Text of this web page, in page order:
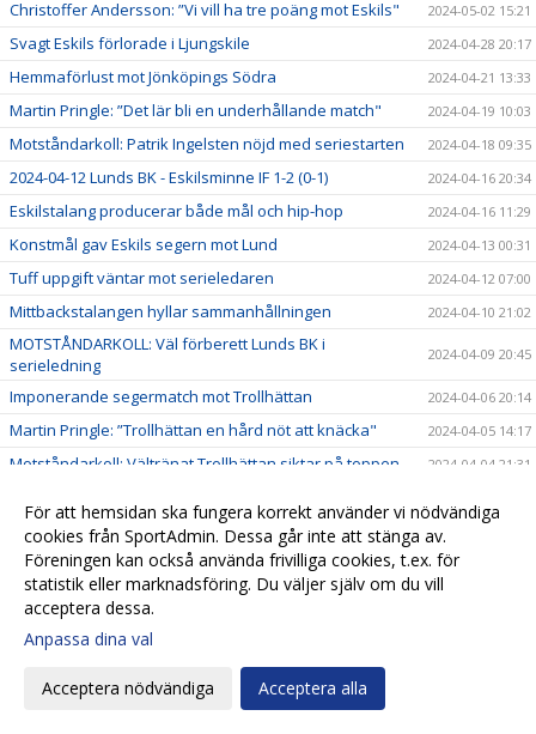
Christoffer Andersson: ”Vi vill ha tre poäng mot Eskils" 2024-05-02 15:21
Svagt Eskils förlorade i Ljungskile 2024-04-28 20:17
Hemmaförlust mot Jönköpings Södra 2024-04-21 13:33
Martin Pringle: ”Det lär bli en underhållande match" 2024-04-19 10:03
Motståndarkoll: Patrik Ingelsten nöjd med seriestarten 2024-04-18 09:35
2024-04-12 Lunds BK - Eskilsminne IF 1-2 (0-1) 2024-04-16 20:34
Eskilstalang producerar både mål och hip-hop 2024-04-16 11:29
Konstmål gav Eskils segern mot Lund 2024-04-13 00:31
Tuff uppgift väntar mot serieledaren 2024-04-12 07:00
Mittbackstalangen hyllar sammanhållningen 2024-04-10 21:02
MOTSTÅNDARKOLL: Väl förberett Lunds BK i
serieledning
2024-04-09 20:45
Imponerande segermatch mot Trollhättan 2024-04-06 20:14
Martin Pringle: ”Trollhättan en hård nöt att knäcka" 2024-04-05 14:17
Motståndarkoll: Vältränat Trollhättan siktar på toppen 2024-04-04 21:31
Rasmus Wendt ansluter på lån från Landskrona BoIS 2024-03-26 12:00
Starkt försvarsjobb gav 1–1 mot BoIS 2024-03-25 21:54
Eskils vann välspelad träningsmatch
Hampus Stoltz fortsätter i Eskils
Eskils träningsmatchar mot Åstorp
Klar Eskilsseger mot Hittarp
För att hemsidan ska fungera korrekt använder vi nödvändiga
cookies från SportAdmin. Dessa går inte att stänga av.
Föreningen kan också använda frivilliga cookies, t.ex. för
statistik eller marknadsföring. Du väljer själv om du vill
acceptera dessa.
Anpassa dina val
Acceptera nödvändiga Acceptera alla